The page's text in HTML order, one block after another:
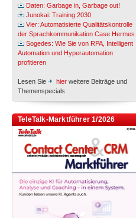
Daten: Garbage in, Garbage out!
Junokai: Training 2030
Vier: Automatisierte Qualitätskontrolle
der Sprachkommunikation Case Hermes
Sogedes: Wie Sie von RPA, Intelligent
Automation und Hyperautomation
profitieren
Lesen Sie hier weitere Beiträge und
Themenspecials
TeleTalk-Marktführer 1/2026